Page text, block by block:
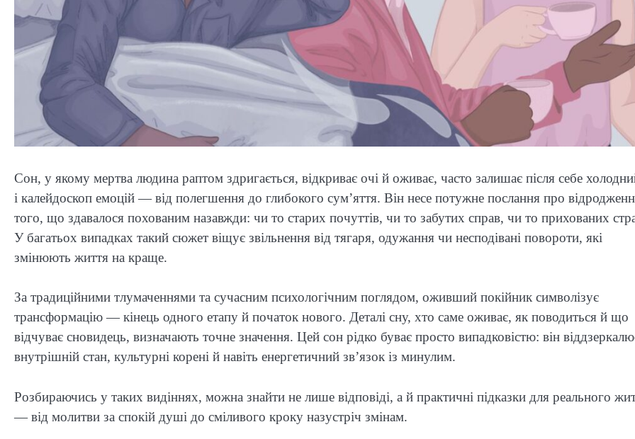
Сон, у якому мертва людина раптом здригається, відкриває очі й оживає, часто залишає після себе
і калейдоскоп емоцій — від полегшення до глибокого сум’яття. Він несе потужне послання про
того, що здавалося похованим назавжди: чи то старих почуттів, чи то забутих справ, чи то прихованих
У багатьох випадках такий сюжет віщує звільнення від тягаря, одужання чи несподівані повороти, які
змінюють життя на краще.
За традиційними тлумаченнями та сучасним психологічним поглядом, оживший покійник символізує
трансформацію — кінець одного етапу й початок нового. Деталі сну, хто саме оживає, як поводиться й що
відчуває сновидець, визначають точне значення. Цей сон рідко буває просто випадковістю: він
внутрішній стан, культурні корені й навіть енергетичний зв’язок із минулим.
Розбираючись у таких видіннях, можна знайти не лише відповіді, а й практичні підказки для реального
— від молитви за спокій душі до сміливого кроку назустріч змінам.